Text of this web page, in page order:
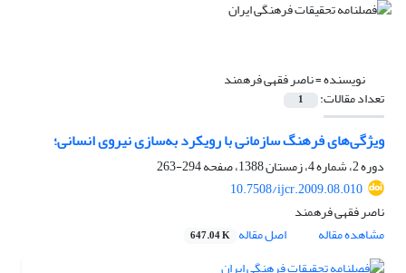
نویسنده =ناصر فقهی فرهمند
تعداد مقالات: 1
ویژگی‌های فرهنگ سازمانی با رویکرد به‌سازی نیروی انسانی؛
دوره 2، شماره 4، زمستان 1388، صفحه
294-263
10.7508/ijcr.2009.08.010
ناصر فقهی فرهمند
مشاهده مقاله
اصل مقاله 647.04 K